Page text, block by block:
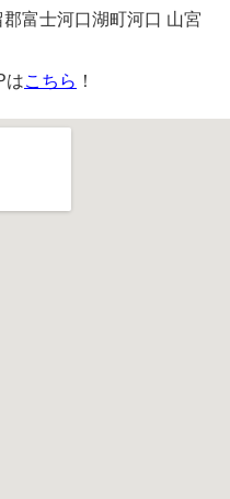
富士河口湖町河口 山宮
はこちら ！